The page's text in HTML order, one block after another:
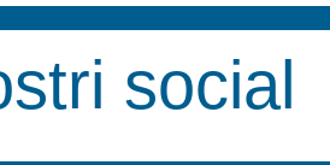
social